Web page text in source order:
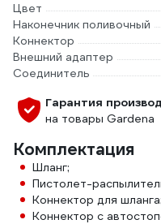
Цвет
Наконечник поливочный
Коннектор
Внешний адаптер
Соединитель
Гарантия
на товары Gardena
Комплектация
Шланг;
Пистолет-
Коннектор для шланга;
Коннектор с